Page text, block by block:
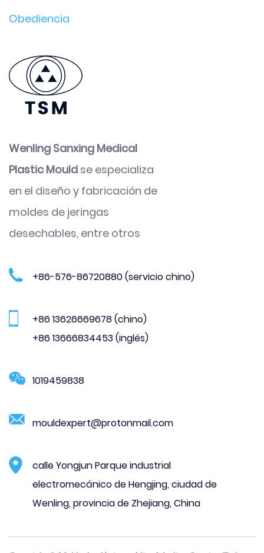
Wenling Sanxing Medical
Plastic Mould se especializa
en el diseño y fabricación de
moldes de jeringas
desechables, entre otros
+86-576-86720880 (servicio chino)
+86 13626669678 (chino)
+86 13666834453 (inglés)
1019459838
mouldexpert@protonmail.com
calle Yongjun Parque industrial
electromecánico de Hengjing, ciudad de
Wenling, provincia de Zhejiang, China